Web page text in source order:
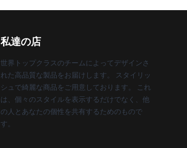
私達の店
世界トップクラスのチームによってデザインさ
れた高品質な製品をお届けします。 スタイリッ
シュで綺麗な商品をご用意しております。 これ
は、個々のスタイルを表示するだけでなく、他
の人とあなたの個性を共有するためのもので
す。